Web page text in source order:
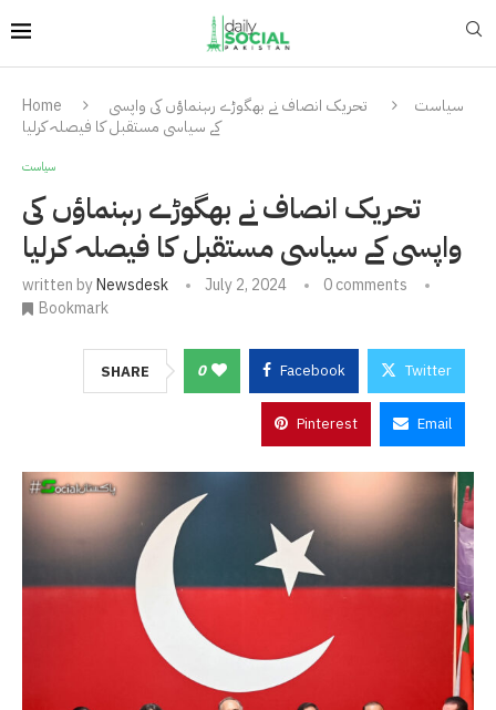
Home سیاست
تحریک انصاف نے بھگوڑے رہنماؤں کی واپسی
کے سیاسی مستقبل کا فیصلہ کرلیا
سیاست
تحریک انصاف نے بھگوڑے رہنماؤں کی
واپسی کے سیاسی مستقبل کا فیصلہ کرلیا
written byNewsdesk July 2, 2024
0 comments
Bookmark
SHARE 0 Facebook Twitter
Pinterest Email